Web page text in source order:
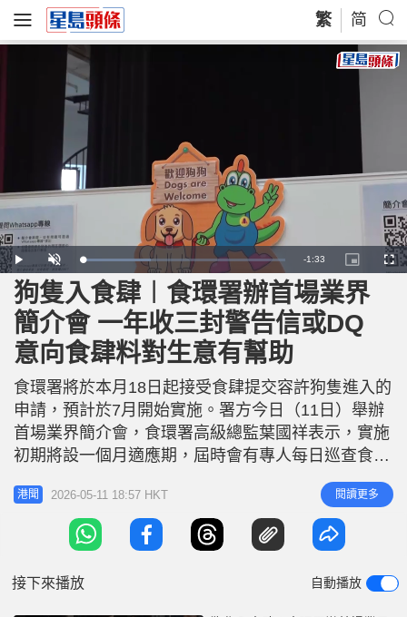
繁 简
P
l
a
y
U
n
m
u
t
L
o
a
d
e
3
.
7
6
R
e
m
n
i
n
-1:33
P
i
c
t
u
e
-
i
c
t
u
r
e
F
u
狗隻入食肆︱食環署辦首場業界
簡介會 一年收三封警告信或DQ
意向食肆料對生意有幫助
食環署將於本月18日起接受食肆提交容許狗隻進入的
申請，預計於7月開始實施。署方今日（11日）舉辦
首場業界簡介會，食環署高級總監葉國祥表示，實施
初期將設一個月適應期，屆時會有專人每日巡查食
肆，協助食肆遵辦持牌條件，解決營運上的困難。
一年內收3封警告信 狗隻准入許可或被取消 食肆如欲
申請容許狗隻進入，可在本月18日至下月8日期間，
透過食環署專題網頁，以電子方式提交申請。葉國祥
港聞 2026-05-11 18:57 HKT 閱讀更多
接下來播放 自動播放